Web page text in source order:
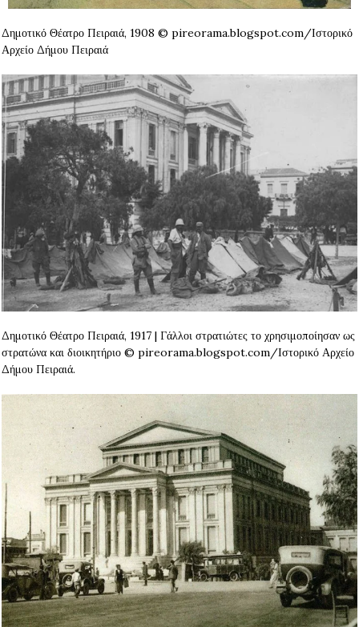
Δημοτικό Θέατρο Πειραιά, 1908 © pireorama.blogspot.com/Ιστορικό
Αρχείο Δήμου Πειραιά
Δημοτικό Θέατρο Πειραιά, 1917 | Γάλλοι στρατιώτες το χρησιμοποίησαν ως
στρατώνα και διοικητήριο © pireorama.blogspot.com/Ιστορικό Αρχείο
Δήμου Πειραιά.